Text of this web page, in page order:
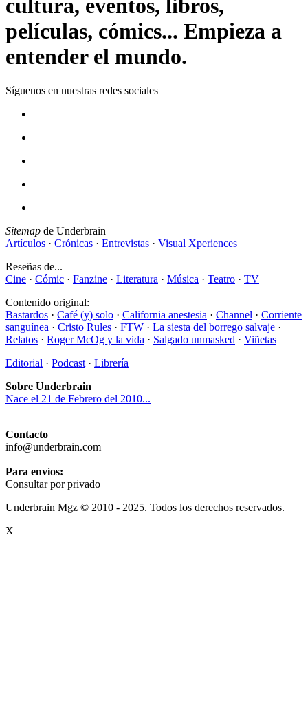
cultura, eventos, libros,
películas, cómics... Empieza a
entender el mundo.
Síguenos en nuestras redes sociales
Sitemap de Underbrain
Artículos · Crónicas · Entrevistas · Visual Xperiences
Reseñas de...
Cine · Cómic · Fanzine · Literatura · Música · Teatro · TV
Contenido original:
Bastardos · Café (y) solo · California anestesia · Channel · Corriente
sanguínea · Cristo Rules · FTW · La siesta del borrego salvaje ·
Relatos · Roger McOg y la vida · Salgado unmasked · Viñetas
Editorial · Podcast · Librería
Sobre Underbrain
Nace el 21 de Febrero del 2010...
Contacto
info@underbrain.com
Para envíos:
Consultar por privado
Underbrain Mgz © 2010 - 2025. Todos los derechos reservados.
X